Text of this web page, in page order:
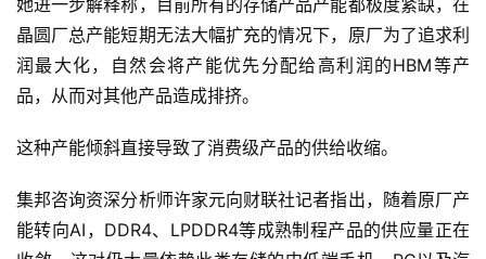
她进一步解释称，目前所有的存储产品产能都极度紧缺，在
晶圆厂总产能短期无法大幅扩充的情况下，原厂为了追求利
润最大化，自然会将产能优先分配给高利润的HBM等产
品，从而对其他产品造成排挤。
这种产能倾斜直接导致了消费级产品的供给收缩。
集邦咨询资深分析师许家元向财联社记者指出，随着原厂产
能转向AI，DDR4、LPDDR4等成熟制程产品的供应量正在